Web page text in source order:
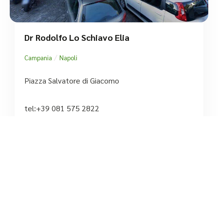
Dr Rodolfo Lo Schiavo Elia
Campania / Napoli
Piazza Salvatore di Giacomo
tel:+39 081 575 2822